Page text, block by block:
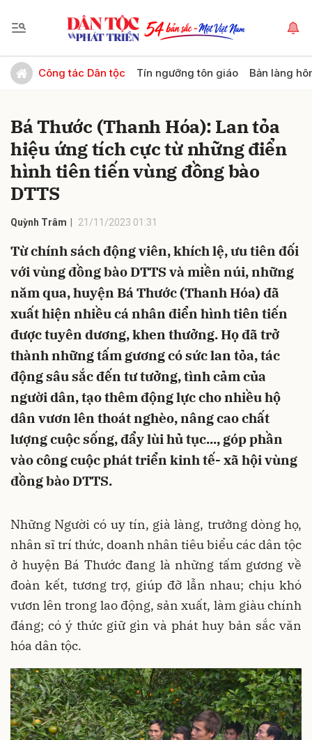
Công tác Dân tộc Tín ngưỡng tôn giáo Bản làng
Bá Thước (Thanh Hóa): Lan tỏa
hiệu ứng tích cực từ những điển
hình tiên tiến vùng đồng bào
DTTS
Quỳnh Trâm 21/11/2023 01:31
Từ chính sách động viên, khích lệ, ưu tiên đối
với vùng đồng bào DTTS và miền núi, những
năm qua, huyện Bá Thước (Thanh Hóa) đã
xuất hiện nhiều cá nhân điển hình tiên tiến
được tuyên dương, khen thưởng. Họ đã trở
thành những tấm gương có sức lan tỏa, tác
động sâu sắc đến tư tưởng, tình cảm của
người dân, tạo thêm động lực cho nhiều hộ
dân vươn lên thoát nghèo, nâng cao chất
lượng cuộc sống, đẩy lùi hủ tục..., góp phần
vào công cuộc phát triển kinh tế- xã hội vùng
đồng bào DTTS.
Những Người có uy tín, già làng, trưởng dòng họ,
nhân sĩ trí thức, doanh nhân tiêu biểu các dân tộc
ở huyện Bá Thước đang là những tấm gương về
đoàn kết, tương trợ, giúp đỡ lẫn nhau; chịu khó
vươn lên trong lao động, sản xuất, làm giàu chính
đáng; có ý thức giữ gìn và phát huy bản sắc văn
hóa dân tộc.
Gửi bình luận